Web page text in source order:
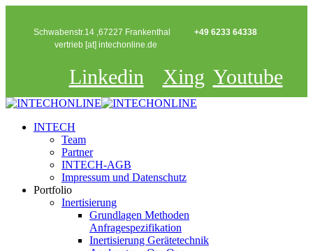
Schwabenstr.14 ,67227 Frankenthal
+49 6233 64338
vertrieb [at] intechonline.de
Linkedin Xing Youtube
INTECH
Team
Partner
INTECH-AGB
Impressum und Datenschutz
Portfolio
Inertisierung
Grundlagen Methoden
Anfragespezifikation
Inertisierung Gerätetechnik